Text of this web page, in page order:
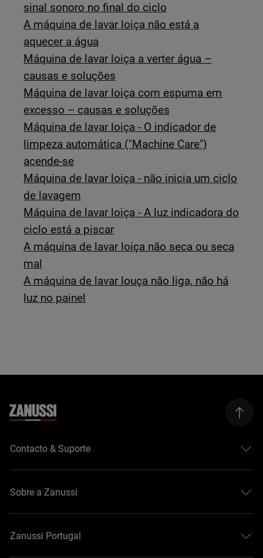
sinal sonoro no final do ciclo
A máquina de lavar loiça não está a
aquecer a água
Máquina de lavar loiça a verter água –
causas e soluções
Máquina de lavar loiça com espuma em
excesso – causas e soluções
Máquina de lavar loiça - O indicador de
limpeza automática ("Machine Care")
acende-se
Máquina de lavar loiça - não inicia um ciclo
de lavagem
Máquina de lavar loiça - A luz indicadora do
ciclo está a piscar
A máquina de lavar loiça não seca ou seca
mal
A máquina de lavar louça não liga, não há
luz no painel
Contacto & Suporte
Sobre a Zanussi
Zanussi Portugal